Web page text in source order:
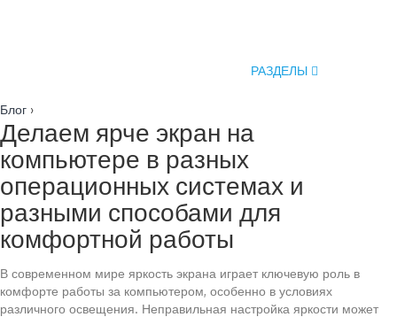
РАЗДЕЛЫ
Блог ›
Делаем ярче экран на
компьютере в разных
операционных системах и
разными способами для
комфортной работы
В современном мире яркость экрана играет ключевую роль в
комфорте работы за компьютером, особенно в условиях
различного освещения. Неправильная настройка яркости может